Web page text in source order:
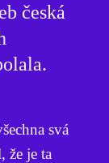
česká
svá
že je ta